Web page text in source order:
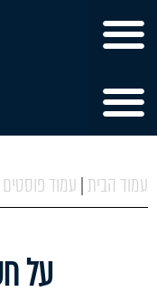
עמוד הבית| עמוד פוסטים
על